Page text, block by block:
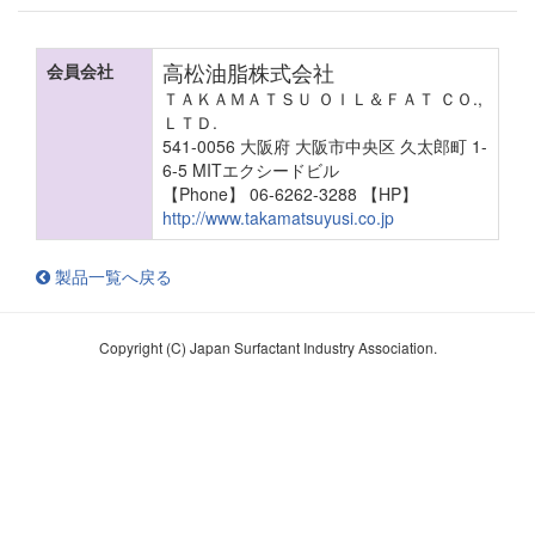
会員会社 高松油脂株式会社
ＴＡＫＡＭＡＴＳＵ ＯＩＬ＆ＦＡＴ ＣＯ.,
ＬＴＤ.
541-0056 大阪府 大阪市中央区 久太郎町 1-
6-5 MITエクシードビル
【Phone】 06-6262-3288
【HP】
http://www.takamatsuyusi.co.jp
製品一覧へ戻る
Copyright (C) Japan Surfactant Industry Association.